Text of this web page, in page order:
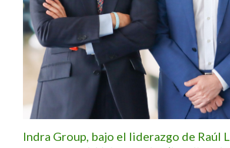
Indra Group, bajo el liderazgo de Raúl